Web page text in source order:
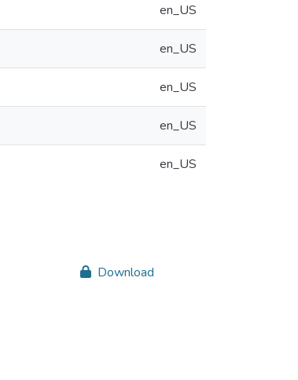
en_US
en_US
en_US
en_US
en_US
Download